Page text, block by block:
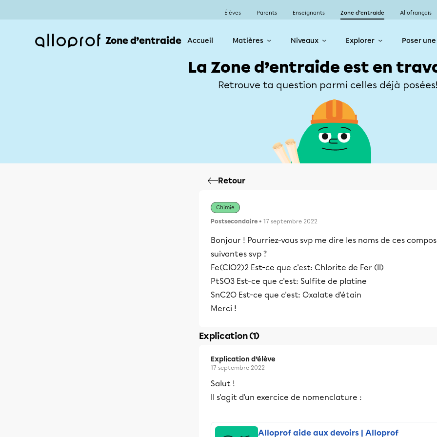
Élèves Parents Enseignants Zone d’entraide Allofrançais
Zone d’entraide Accueil Matières Niveaux Explorer Poser
La Zone d’entraide est en
Retrouve ta question parmi celles déjà
Retour
Chimie
Postsecondaire • 17 septembre 2022
Bonjour ! Pourriez-vous svp me dire les noms de ces
suivantes svp ?
Fe(ClO2)2 Est-ce que c'est: Chlorite de Fer (II)
PtSO3 Est-ce que c'est: Sulfite de platine
SnC2O Est-ce que c'est: Oxalate d'étain
Merci !
Explication (1)
Explication d’élève
17 septembre 2022
Salut !
Il s'agit d'un exercice de nomenclature :
Alloprof aide aux devoirs | Alloprof